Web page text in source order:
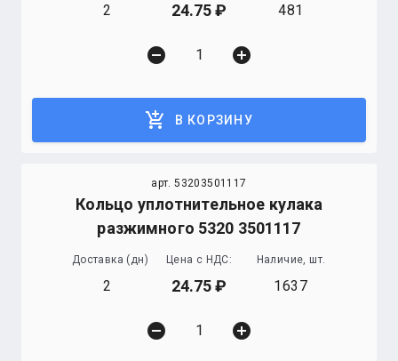
2 24.75 481
remove_circle add_circle
add_shopping_cart В КОРЗИНУ
арт. 53203501117
Кольцо уплотнительное кулака
разжимного 5320 3501117
Доставка (дн)
2
Цена с НДС:
24.75
Наличие, шт.
1637
remove_circle add_circle